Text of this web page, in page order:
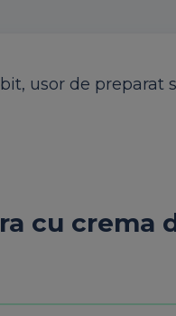
usor de preparat
cu crema